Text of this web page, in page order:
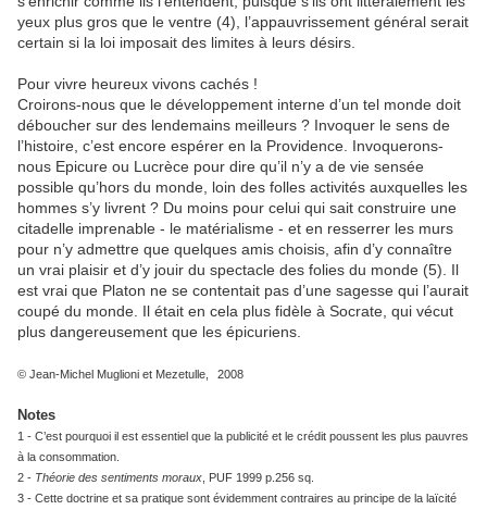
yeux plus gros que le ventre (4), l’appauvrissement général serait
certain si la loi imposait des limites à leurs désirs.
Pour vivre heureux vivons cachés !
Croirons-nous que le développement interne d’un tel monde doit
déboucher sur des lendemains meilleurs ? Invoquer le sens de
l’histoire, c’est encore espérer en la Providence. Invoquerons-
nous Epicure ou Lucrèce pour dire qu’il n’y a de vie sensée
possible qu’hors du monde, loin des folles activités auxquelles les
hommes s’y livrent ? Du moins pour celui qui sait construire une
citadelle imprenable - le matérialisme - et en resserrer les murs
pour n’y admettre que quelques amis choisis, afin d’y connaître
un vrai plaisir et d’y jouir du spectacle des folies du monde (5). Il
est vrai que Platon ne se contentait pas d’une sagesse qui l’aurait
coupé du monde. Il était en cela plus fidèle à Socrate, qui vécut
plus dangereusement que les épicuriens.
© Jean-Michel Muglioni et Mezetulle, 2008
Notes
1 - C’est pourquoi il est essentiel que la publicité et le crédit poussent les plus pauvres
à la consommation.
2 - Théorie des sentiments moraux , PUF 1999 p.256 sq.
3 - Cette doctrine et sa pratique sont évidemment contraires au principe de la laïcité